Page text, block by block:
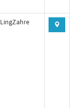
LingZahre